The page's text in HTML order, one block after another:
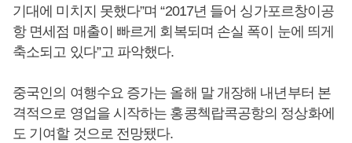
기대에 미치지 못했다”며 “2017년 들어 싱가포르창이공
항 면세점 매출이 빠르게 회복되며 손실 폭이 눈에 띄게
축소되고 있다”고 파악했다.
중국인의 여행수요 증가는 올해 말 개장해 내년부터 본
격적으로 영업을 시작하는 홍콩첵랍콕공항의 정상화에
도 기여할 것으로 전망됐다.